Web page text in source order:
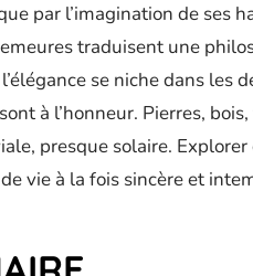
par l’imagination de ses
traduisent une
se niche dans les
à l’honneur. Pierres,
presque solaire.
vie à la fois sincère et